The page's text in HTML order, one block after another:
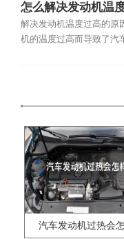
怎么解决发动机温
解决发动机温度过高的原
机的温度过高而导致了汽
汽车发动机过热会